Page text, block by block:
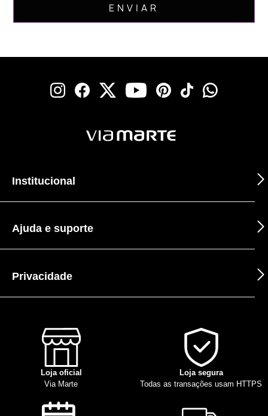
Institucional
Ajuda e suporte
Privacidade
Loja oficial
Via Marte
Loja segura
Todas as transações usam HTTPS